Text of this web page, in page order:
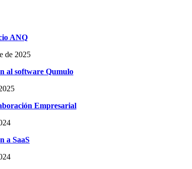
ANQ
de 2025
al software Qumulo
Empresarial
a SaaS